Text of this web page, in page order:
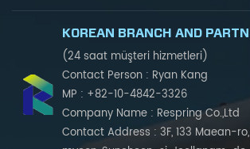
KOREAN BRANCH AND
(24 saat müşteri hizmetleri)
Contact Person : Ryan Kang
MP : +82-10-4842-3326
Company Name : Respring Co.,Ltd
Contact Address : 3F, 133 Maean-